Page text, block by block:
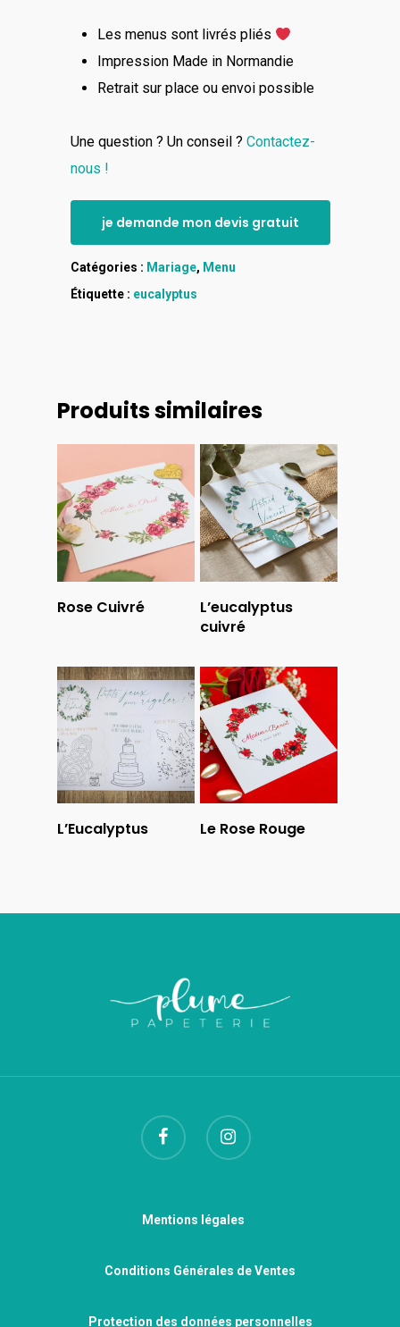
Les menus sont livrés pliés
Impression Made in Normandie
Retrait sur place ou envoi possible
Une question ? Un conseil ? Contactez-
nous !
je demande mon devis gratuit
Catégories : Mariage, Menu
Étiquette : eucalyptus
Produits similaires
Lire La Suite
Rose Cuivré Lire La Suite
L’eucalyptus
cuivré
Lire La Suite
L’Eucalyptus Lire La Suite
Le Rose Rouge
Mentions légales
Conditions Générales de Ventes
Protection des données personnelles